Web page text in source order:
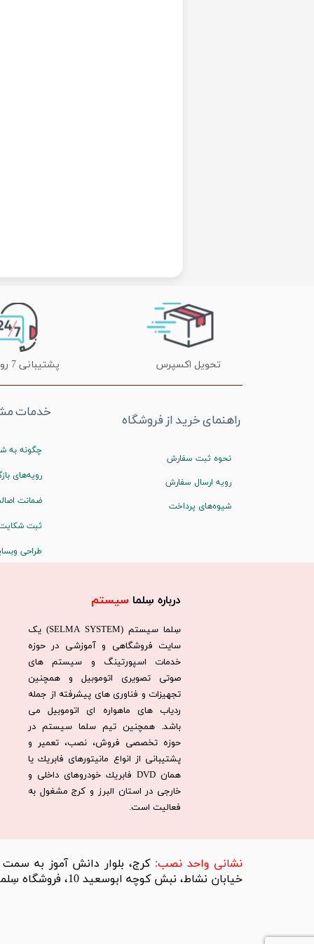
درباره سِلما سیستم​​​​​​​
سِلما سيستم (SELMA SYSTEM) یک
سایت فروشگاهی و آموزشی در حوزه
خدمات اسپورتینگ و سیستم های
صوتی تصویری اتوموبیل و همچنین
تجهیزات و فناوری های پیشرفته از جمله
ردیاب های ماهواره ای اتوموبیل می
باشد. همچنين تيم سلما سيستم در
حوزه تخصصی فروش، نصب، تعمير و
پشتيبانی از انواع مانيتورهای فابريك يا
همان DVD فابريك خودروهای داخلی و
خارجی در استان البرز و كرج مشغول به
فعاليت است.​​​​​​​
تحویل اکسپرس پشتیبانی 7 روز هفته
راهنمای خرید از فروشگاه
نحوه ثبت سفارش
رویه ارسال سفارش
شیوه‌های پرداخت
خدمات
چگونه به
رویه‌های
ضمانت
ثبت
طراحی
​نشانی واحد نصب: کرج، بلوار دانش آموز به سمت
خیابان نشاط، نبش کوچه ابوسعید 10، فروشگاه سِلما سیستم​​​​​​​